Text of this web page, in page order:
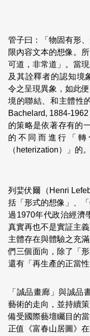
管子曰：「物固有形
限內容文本的想像。
可道，非常道」。當
及其詮釋者的認知境
令之呈現異象，如此
境的聯結、和主體性
Bachelard, 1884-
的策略是依著存有的
的不同而進行「轉
（heterization）」的。
列婓伏爾（Henri
括「形式的想像」、
過1970年代政治經濟
真實再也不是實証主
主體存在與體驗之充
們三個面向，除了「
還有「再生產的正當性
「誠品畫廊」與誠品
藝術的走向，並持續
備受國際藝壇矚目的
正值《富春山居圖》